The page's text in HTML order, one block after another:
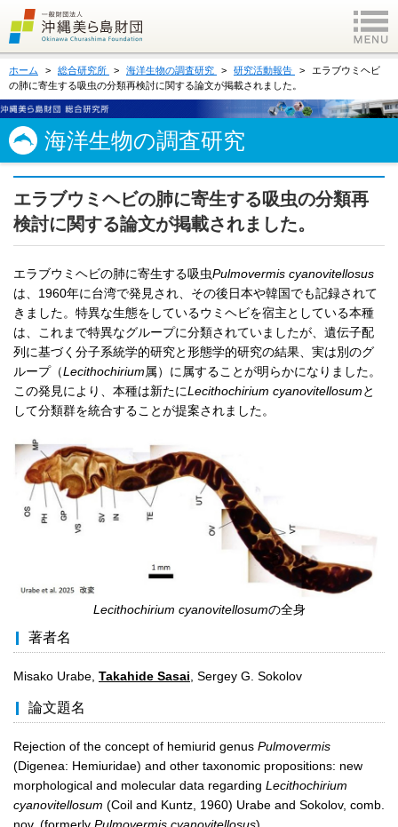
ホーム 総合研究所 海洋生物の調査研究 研究活動報告
エラブウミヘビ
の肺に寄生する吸虫の分類再検討に関する論文が掲載されました。
海洋生物の調査研究
エラブウミヘビの肺に寄生する吸虫の分類再
検討に関する論文が掲載されました。
エラブウミヘビの肺に寄生する吸虫Pulmovermis cyanovitellosus
は、1960年に台湾で発見され、その後日本や韓国でも記録されて
きました。特異な生態をしているウミヘビを宿主としている本種
は、これまで特異なグループに分類されていましたが、遺伝子配
列に基づく分子系統学的研究と形態学的研究の結果、実は別のグ
ループ（Lecithochirium属）に属することが明らかになりました。
この発見により、本種は新たにLecithochirium cyanovitellosumと
して分類群を統合することが提案されました。
Lecithochirium cyanovitellosumの全身
著者名
Misako Urabe, Takahide Sasai , Sergey G. Sokolov
論文題名
Rejection of the concept of hemiurid genus Pulmovermis
(Digenea: Hemiuridae) and other taxonomic propositions: new
morphological and molecular data regarding Lecithochirium
cyanovitellosum (Coil and Kuntz, 1960) Urabe and Sokolov, comb.
nov. (formerly Pulmovermis cyanovitellosus)